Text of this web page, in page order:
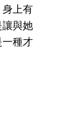
上有
讓與她
一種才